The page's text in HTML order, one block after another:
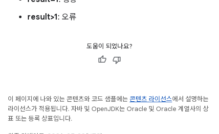
result>1: 오류
도움이 되었나요?
이 페이지에 나와 있는 콘텐츠와 코드 샘플에는 콘텐츠 라이선스에서 설명하는
라이선스가 적용됩니다. 자바 및 OpenJDK는 Oracle 및 Oracle 계열사의 상
표 또는 등록 상표입니다.